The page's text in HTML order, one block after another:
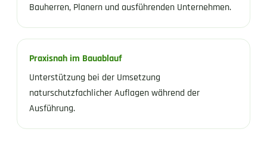
Bauherren, Planern und ausführenden Unternehmen.
Praxisnah im Bauablauf
Unterstützung bei der Umsetzung
naturschutzfachlicher Auflagen während der
Ausführung.